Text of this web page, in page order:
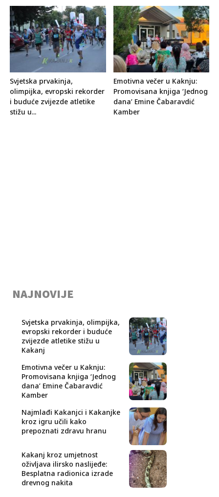
Svjetska prvakinja,
olimpijka, evropski rekorder
i buduće zvijezde atletike
stižu u...
Emotivna večer u Kaknju:
Promovisana knjiga ‘Jednog
dana’ Emine Čabaravdić
Kamber
NAJNOVIJE
Svjetska prvakinja, olimpijka,
evropski rekorder i buduće
zvijezde atletike stižu u
Kakanj
Emotivna večer u Kaknju:
Promovisana knjiga ‘Jednog
dana’ Emine Čabaravdić
Kamber
Najmlađi Kakanjci i Kakanjke
kroz igru učili kako
prepoznati zdravu hranu
Kakanj kroz umjetnost
oživljava ilirsko naslijeđe:
Besplatna radionica izrade
drevnog nakita